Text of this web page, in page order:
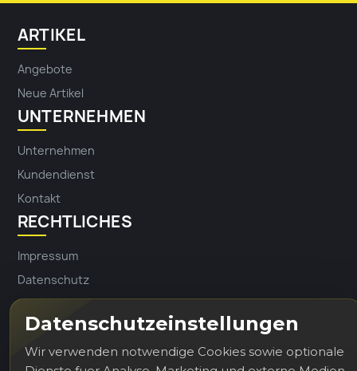
Datenschutzeinstellungen
Wir verwenden notwendige Cookies sowie optionale
ARTIKEL
Angebote
Neue Artikel
UNTERNEHMEN
Unternehmen
Kundendienst
Kontakt
RECHTLICHES
Impressum
Datenschutz
Sonderangebote